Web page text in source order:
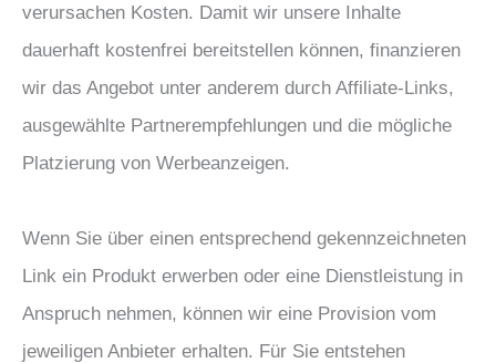
verursachen Kosten. Damit wir unsere Inhalte
dauerhaft kostenfrei bereitstellen können, finanzieren
wir das Angebot unter anderem durch Affiliate-Links,
ausgewählte Partnerempfehlungen und die mögliche
Platzierung von Werbeanzeigen.
Wenn Sie über einen entsprechend gekennzeichneten
Link ein Produkt erwerben oder eine Dienstleistung in
Anspruch nehmen, können wir eine Provision vom
jeweiligen Anbieter erhalten. Für Sie entstehen